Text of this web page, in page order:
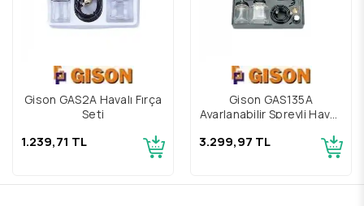
Gison GAS2A Havalı Fırça
Seti
1.239,71 TL
Gison GAS135A
Ayarlanabilir Spreyli Havalı
3.299,97 TL